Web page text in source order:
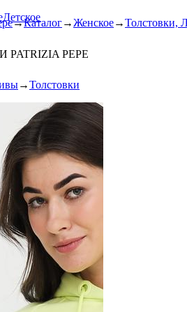
ДетскоеКаталог Женское Толстовки,
PEPE
Толстовки